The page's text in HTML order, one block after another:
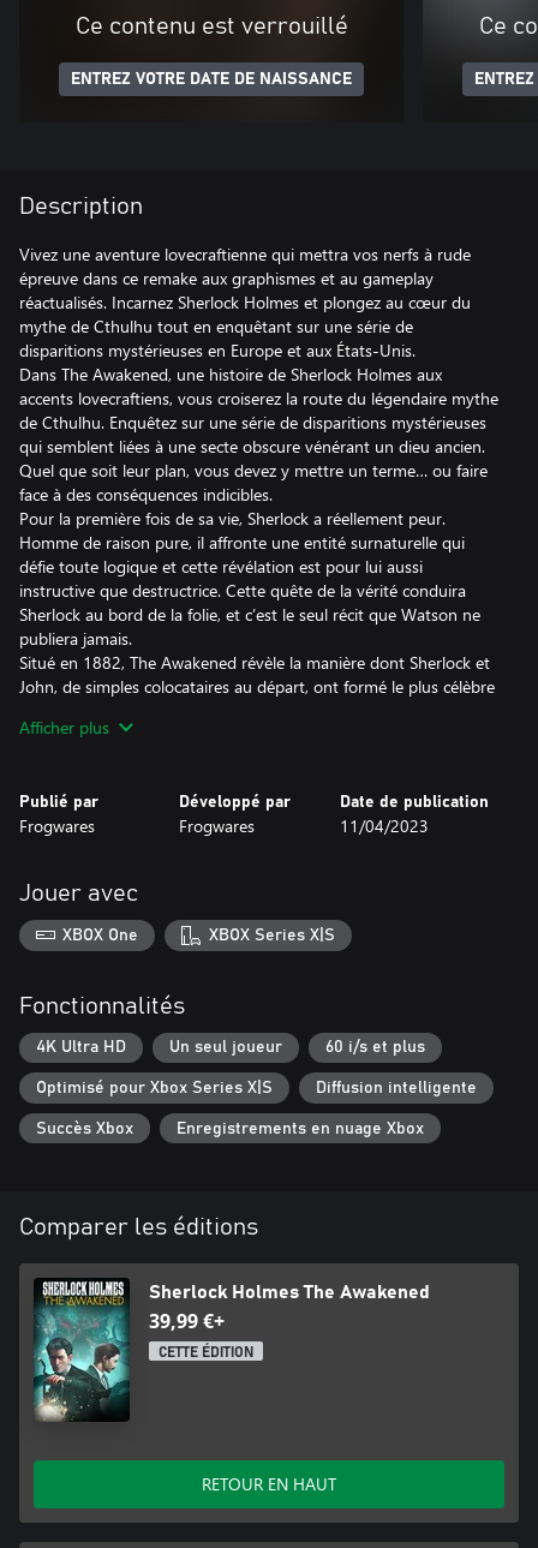
Ce contenu est verrouillé
ENTREZ VOTRE DATE DE NAISSANCE
Ce
Description
Vivez une aventure lovecraftienne qui mettra vos nerfs à rude
épreuve dans ce remake aux graphismes et au gameplay
réactualisés. Incarnez Sherlock Holmes et plongez au cœur du
mythe de Cthulhu tout en enquêtant sur une série de
disparitions mystérieuses en Europe et aux États-Unis.
Dans The Awakened, une histoire de Sherlock Holmes aux
accents lovecraftiens, vous croiserez la route du légendaire mythe
de Cthulhu. Enquêtez sur une série de disparitions mystérieuses
qui semblent liées à une secte obscure vénérant un dieu ancien.
Quel que soit leur plan, vous devez y mettre un terme… ou faire
face à des conséquences indicibles.
Pour la première fois de sa vie, Sherlock a réellement peur.
Homme de raison pure, il affronte une entité surnaturelle qui
défie toute logique et cette révélation est pour lui aussi
instructive que destructrice. Cette quête de la vérité conduira
Sherlock au bord de la folie, et c’est le seul récit que Watson ne
publiera jamais.
Situé en 1882, The Awakened révèle la manière dont Sherlock et
John, de simples colocataires au départ, ont formé le plus célèbre
Lovecraft et affrontez des horreurs qui dépassent l’entendement
humain
réponses à des questions tout simplement inexplicables
Trouvez des indices qui vous mèneront dans des lieux très variés :
la fameuse Baker Street à Londres, un institut psychiatrique
lugubre en Suisse, les dangereux marécages de la Louisiane et
Une refonte du titre de 2008 : reconstruit de fond en comble
et animations actuels, une trame narrative élargie, de
nombreuses quêtes secondaires ainsi que de nouvelles
fonctionnalités de jeu, dont celle de la folie.
Afficher plus
Publié par
Frogwares
Développé par
Frogwares
Date de publication
11/04/2023
Jouer avec
XBOX One XBOX Series X|S
Fonctionnalités
4K Ultra HD Un seul joueur 60 i/s et plus
Optimisé pour Xbox Series X|S Diffusion intelligente
Succès Xbox Enregistrements en nuage Xbox
Comparer les éditions
Sherlock Holmes The Awakened
39,99 €+
CETTE ÉDITION
RETOUR EN HAUT